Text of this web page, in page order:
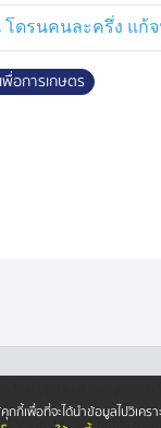
โดรนคนละครึ่ง แก้
พื่อการเกษตร
Co.,Ltd. All rights
กกี้เพื่อที่จะได้นำข้อมูลไปวิเค